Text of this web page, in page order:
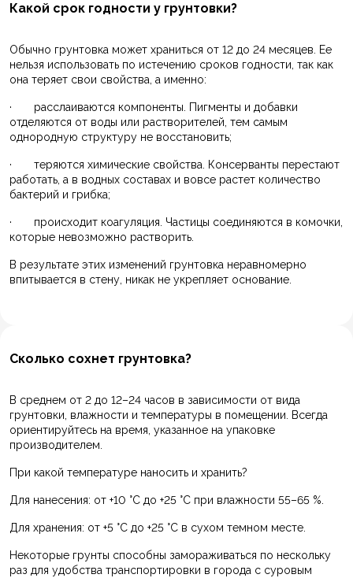
Какой срок годности у грунтовки?
Обычно грунтовка может храниться от 12 до 24 месяцев. Ее
нельзя использовать по истечению сроков годности, так как
она теряет свои свойства, а именно:
· расслаиваются компоненты. Пигменты и добавки
отделяются от воды или растворителей, тем самым
однородную структуру не восстановить;
· теряются химические свойства. Консерванты перестают
работать, а в водных составах и вовсе растет количество
бактерий и грибка;
· происходит коагуляция. Частицы соединяются в комочки,
которые невозможно растворить.
В результате этих изменений грунтовка неравномерно
впитывается в стену, никак не укрепляет основание.
Сколько сохнет грунтовка?
В среднем от 2 до 12–24 часов в зависимости от вида
грунтовки, влажности и температуры в помещении. Всегда
ориентируйтесь на время, указанное на упаковке
производителем.
При какой температуре наносить и хранить?
Для нанесения: от +10 °C до +25 °C при влажности 55–65 %.
Для хранения: от +5 °C до +25 °C в сухом темном месте.
Некоторые грунты способны замораживаться по нескольку
раз для удобства транспортировки в города с суровым